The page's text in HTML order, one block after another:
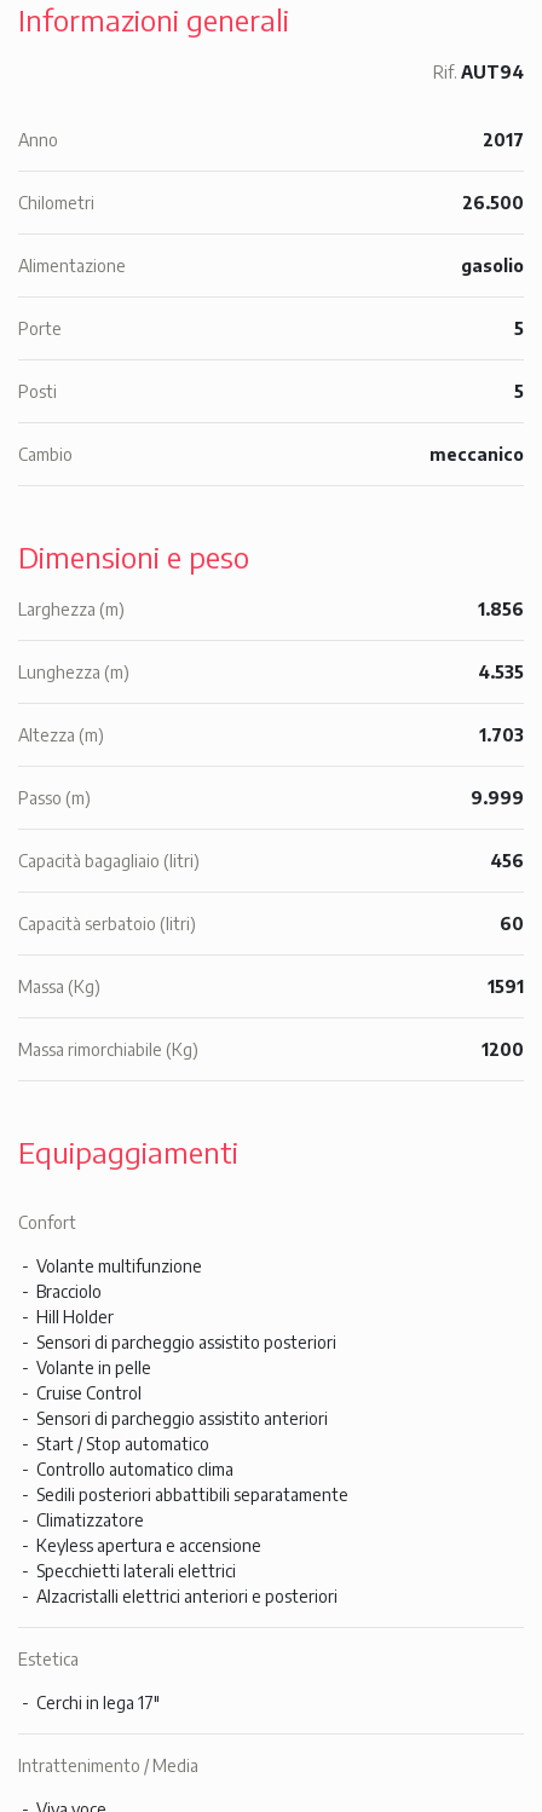
Informazioni generali
Rif. AUT94
Anno 2017
Chilometri 26.500
Alimentazione gasolio
Porte 5
Posti 5
Cambio meccanico
Dimensioni e peso
Larghezza (m) 1.856
Lunghezza (m) 4.535
Altezza (m) 1.703
Passo (m) 9.999
Capacità bagagliaio (litri) 456
Capacità serbatoio (litri) 60
Massa (Kg) 1591
Massa rimorchiabile (Kg) 1200
Equipaggiamenti
Confort
Volante multifunzione
Bracciolo
Hill Holder
Sensori di parcheggio assistito posteriori
Volante in pelle
Cruise Control
Sensori di parcheggio assistito anteriori
Start / Stop automatico
Controllo automatico clima
Sedili posteriori abbattibili separatamente
Climatizzatore
Keyless apertura e accensione
Specchietti laterali elettrici
Alzacristalli elettrici anteriori e posteriori
Estetica
Cerchi in lega 17"
Intrattenimento / Media